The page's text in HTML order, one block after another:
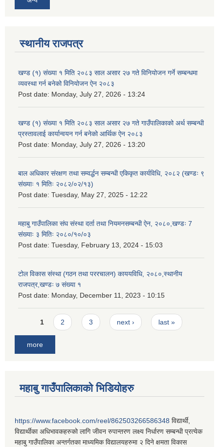
स्थानीय राजपत्र
खण्ड (१) संख्या १ मिति २०८३ साल असार २७ गते विनियोजन गर्ने सम्बन्धमा
व्यवस्था गर्न बनेको विनियोजन ऐन २०८३
Post date: Monday, July 27, 2026 - 13:24
खण्ड (१) संख्या १ मिति २०८३ साल असार २७ गते गाउँपालिकाको अर्थ सम्बन्धी
प्रस्तावलाई कार्यान्वयन गर्न बनेको आर्थिक ऐन २०८३
Post date: Monday, July 27, 2026 - 13:20
बाल अधिकार संरक्षण तथा सम्वर्द्धन सम्बन्धी एकिकृत कार्यविधि, २०८२ (खण्डः ९
संख्याः १ मितिः २०८२/०२/१३)
Post date: Tuesday, May 27, 2025 - 12:22
महाबु गाउँपालिका संघ संस्था दर्ता तथा नियमनसम्बन्धी ऐन, २०८०,खण्डः 7
संख्याः ३ मितिः २०८०/१०/०३
Post date: Tuesday, February 13, 2024 - 15:03
टोल विकास संस्था (गठन तथा पररचालन) काययविधि, २०८०,स्थानीय
राजपत्र,खण्डः ७ संख्या १
Post date: Monday, December 11, 2023 - 10:15
Pages
1 2 3 next › last »
more
महाबु गाउँपालिकाको भिडियोहरु
https://www.facebook.com/reel/862503266586348 विद्यार्थी,
विद्यार्थीका अधिभावकहरुको लागि जीवन रुपान्तरण लक्ष्य निर्धारण सम्बन्धी प्रत्येक
महाबु गाउँपालिका अन्तर्गतका माध्यमिक विद्यालयहरुमा २ दिने क्षमता विकास